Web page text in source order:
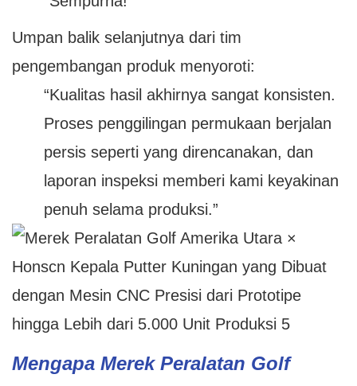
Umpan balik selanjutnya dari tim
pengembangan produk menyoroti:
“Kualitas hasil akhirnya sangat konsisten.
Proses penggilingan permukaan berjalan
persis seperti yang direncanakan, dan
laporan inspeksi memberi kami keyakinan
penuh selama produksi.”
Mengapa Merek Peralatan Golf